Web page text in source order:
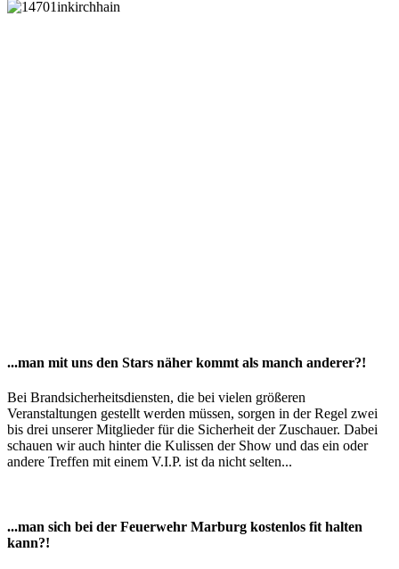
...man mit uns den Stars näher kommt als manch anderer?!
Bei Brandsicherheitsdiensten, die bei vielen größeren
Veranstaltungen gestellt werden müssen, sorgen in der Regel zwei
bis drei unserer Mitglieder für die Sicherheit der Zuschauer. Dabei
schauen wir auch hinter die Kulissen der Show und das ein oder
andere Treffen mit einem V.I.P. ist da nicht selten...
...man sich bei der Feuerwehr Marburg kostenlos fit halten
kann?!